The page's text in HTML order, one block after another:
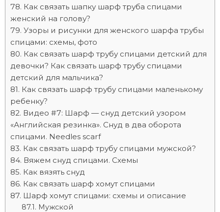
Как связать шапку шарф труба спицами
женский на голову?
Узоры и рисунки для женского шарфа трубы
спицами: схемы, фото
Как связать шарф трубу спицами детский для
девочки? Как связать шарф трубу спицами
детский для мальчика?
Как связать шарф трубу спицами маленькому
ребенку?
Видео #7: Шарф — снуд детский узором
«Английская резинка». Cнуд в два оборота
спицами. Needles scarf
Как связать шарф трубу спицами мужской?
Вяжем снуд спицами. Схемы
Как вязять снуд
Как связать шарф хомут спицами
Шарф хомут спицами: схемы и описание
Мужской